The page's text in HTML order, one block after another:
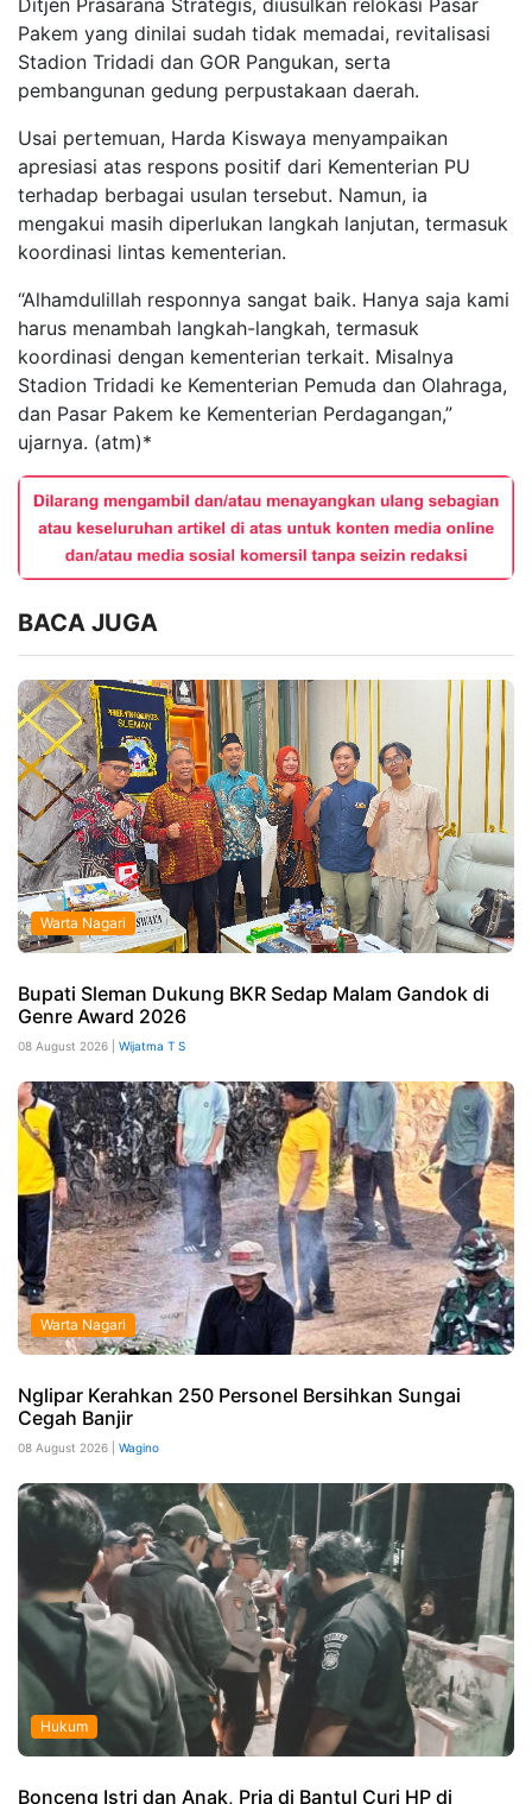
Ditjen Prasarana Strategis, diusulkan relokasi Pasar
Pakem yang dinilai sudah tidak memadai, revitalisasi
Stadion Tridadi dan GOR Pangukan, serta
pembangunan gedung perpustakaan daerah.
Usai pertemuan, Harda Kiswaya menyampaikan
apresiasi atas respons positif dari Kementerian PU
terhadap berbagai usulan tersebut. Namun, ia
mengakui masih diperlukan langkah lanjutan, termasuk
koordinasi lintas kementerian.
“Alhamdulillah responnya sangat baik. Hanya saja kami
harus menambah langkah-langkah, termasuk
koordinasi dengan kementerian terkait. Misalnya
Stadion Tridadi ke Kementerian Pemuda dan Olahraga,
dan Pasar Pakem ke Kementerian Perdagangan,”
ujarnya. (atm)*
BACA JUGA
Warta Nagari
Bupati Sleman Dukung BKR Sedap Malam Gandok di
Genre Award 2026
08 August 2026 | Wijatma T S
Warta Nagari
Nglipar Kerahkan 250 Personel Bersihkan Sungai
Cegah Banjir
08 August 2026 | Wagino
Hukum
Bonceng Istri dan Anak, Pria di Bantul Curi HP di